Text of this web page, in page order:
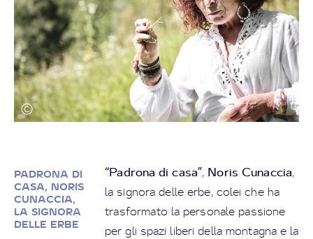
PADRONA DI
CASA, NORIS
CUNACCIA,
LA SIGNORA
DELLE ERBE
“Padrona di casa”, Noris Cunaccia,
la signora delle erbe, colei che ha
trasformato la personale passione
per gli spazi liberi della montagna e la